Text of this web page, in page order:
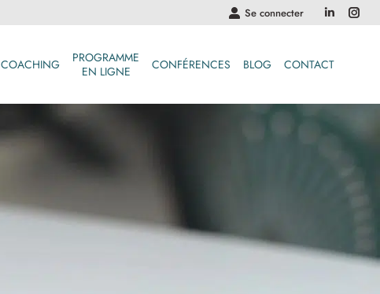
Se connecter
COACHING
PROGRAMME
EN LIGNE
CONFÉRENCES BLOG CONTACT